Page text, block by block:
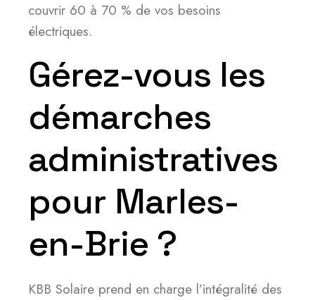
couvrir 60 à 70 % de vos besoins
électriques.
Gérez-vous les
démarches
administratives
pour Marles-
en-Brie ?
KBB Solaire prend en charge l’intégralité des